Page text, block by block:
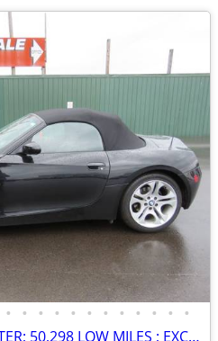
• • • • • • • • • • • •
2003 BMW Z4 3.0i ROADSTER; 50,298 LOW MILES ; EXCELENT CONDITION ! OBO